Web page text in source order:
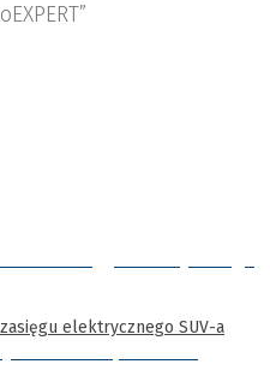
elektrycznego SUV-a